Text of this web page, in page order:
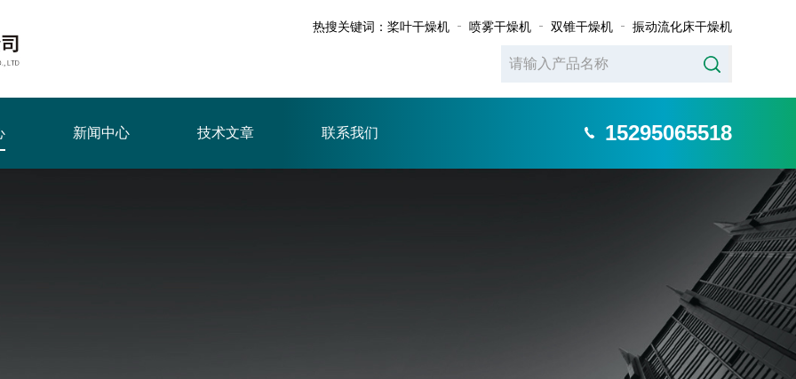
热搜关键词： 桨叶干燥机 喷雾干燥机 双锥干燥机 振动流化床干燥机
新闻中心 技术文章 联系我们 15295065518